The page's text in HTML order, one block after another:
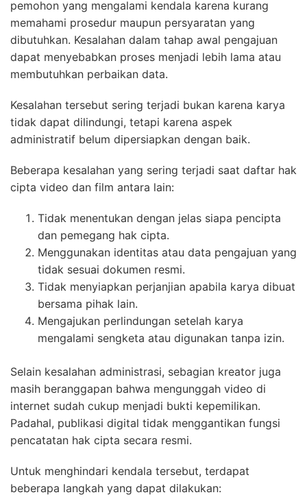
pemohon yang mengalami kendala karena kurang
memahami prosedur maupun persyaratan yang
dibutuhkan. Kesalahan dalam tahap awal pengajuan
dapat menyebabkan proses menjadi lebih lama atau
membutuhkan perbaikan data.
Kesalahan tersebut sering terjadi bukan karena karya
tidak dapat dilindungi, tetapi karena aspek
administratif belum dipersiapkan dengan baik.
Beberapa kesalahan yang sering terjadi saat daftar hak
cipta video dan film antara lain:
Tidak menentukan dengan jelas siapa pencipta
dan pemegang hak cipta.
Menggunakan identitas atau data pengajuan yang
tidak sesuai dokumen resmi.
Tidak menyiapkan perjanjian apabila karya dibuat
bersama pihak lain.
Mengajukan perlindungan setelah karya
mengalami sengketa atau digunakan tanpa izin.
Selain kesalahan administrasi, sebagian kreator juga
masih beranggapan bahwa mengunggah video di
internet sudah cukup menjadi bukti kepemilikan.
Padahal, publikasi digital tidak menggantikan fungsi
pencatatan hak cipta secara resmi.
Untuk menghindari kendala tersebut, terdapat
beberapa langkah yang dapat dilakukan: